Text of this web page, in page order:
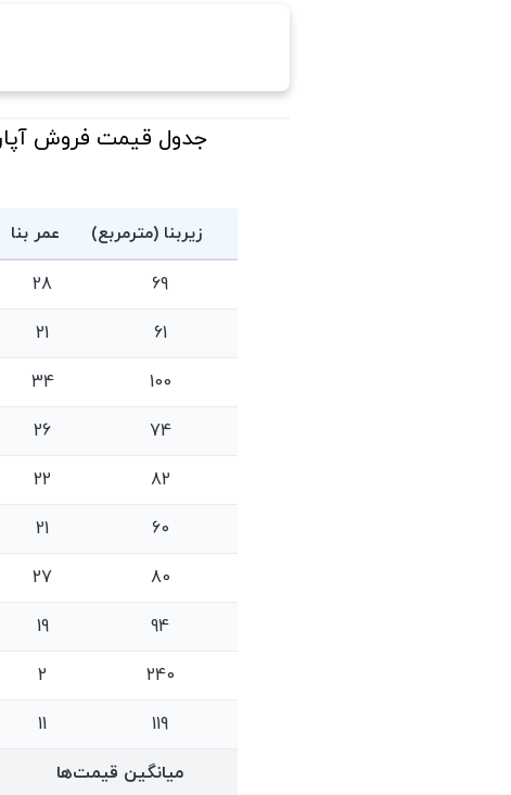
زیربنا (مترمربع) عمر بنا
69
28
61
21
100
34
74
26
82
22
60
21
80
27
94
19
240
2
119
11
میانگین قیمت‌ها